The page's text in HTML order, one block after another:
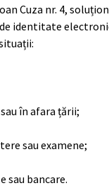
Cuza nr. 4,
identitate
în afara țării;
sau examene;
sau bancare.